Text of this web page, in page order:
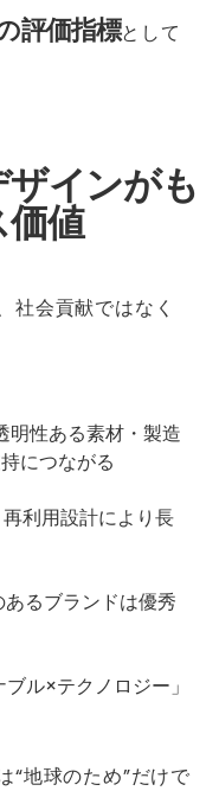
評価指標として
インがも
値
社会貢献ではなく
明性ある素材・製造
につながる
利用設計により長
るブランドは優秀
ル×テクノロジー」
“地球のため”だけで